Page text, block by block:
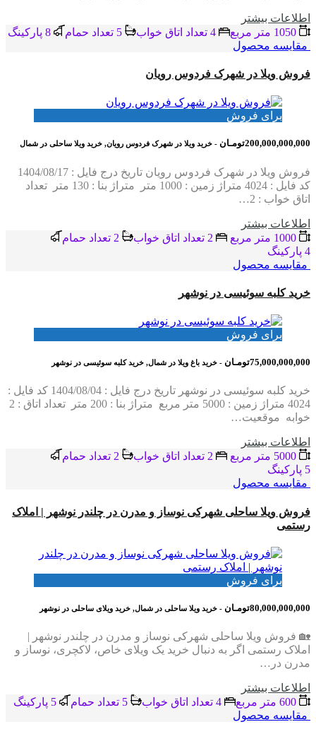
اطلاعات بيشتر
مقایسه محصول
فروش ویلا در شهرک فردوس رویان
برای فروش
200,000,000,000تومـان - خرید ویلا در شهرک فردوس رویان, خرید ویلا ساحلی در شمال
فروش ویلا در شهرک فردوس رویان تاریخ درج فایل : 1404/08/17
کد فایل : 4024 متراژ زمین : 1000 متر متراژ بنا : 130 متر تعداد
اتاق خواب : 2…
اطلاعات بيشتر
4 پاركينگ
مقایسه محصول
خرید کلبه سوئیسی در نوشهر
برای فروش
75,000,000,000تومـان - خرید باغ ویلا در شمال, خرید کلبه سوئیسی در نوشهر
خرید کلبه سوئیسی در نوشهر تاریخ درج فایل : 1404/08/04 کد فایل :
4024 متراژ زمین : 5000 متر مربع متراژ بنا : 200 متر تعداد اتاق : 2
خوابه موقعیت…
اطلاعات بيشتر
5 پاركينگ
مقایسه محصول
فروش ویلا ساحلی شهرکی نوساز و مدرن در چلندر نوشهر | املاک
رستمی
برای فروش
80,000,000,000تومـان - خرید ویلا ساحلی در شمال, خرید ویلای ساحلی در نوشهر
🏡 فروش ویلا ساحلی شهرکی نوساز و مدرن در چلندر نوشهر |
املاک رستمی اگر به دنبال خرید یک ویلای خاص، لاکچری، نوساز و
مدرن در…
اطلاعات بيشتر
مقایسه محصول